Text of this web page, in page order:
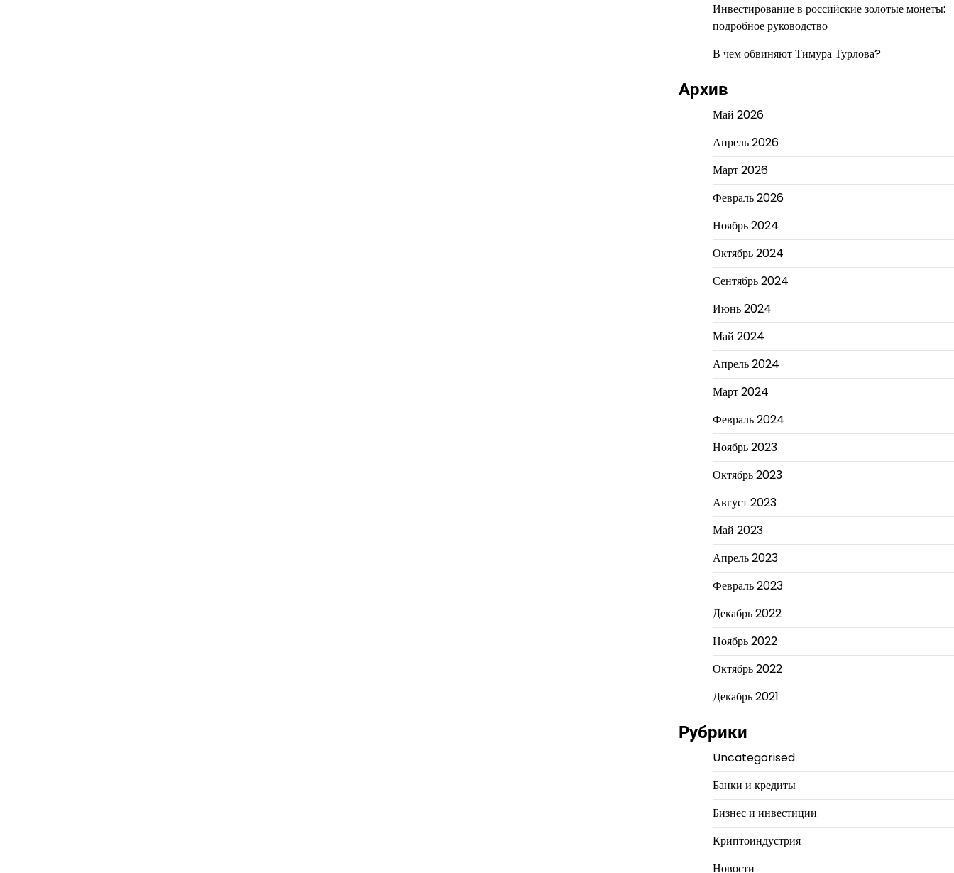
Инвестирование в российские золотые монеты:
подробное руководство
В чем обвиняют Тимура Турлова?
Архив
Май 2026
Апрель 2026
Март 2026
Февраль 2026
Ноябрь 2024
Октябрь 2024
Сентябрь 2024
Июнь 2024
Май 2024
Апрель 2024
Март 2024
Февраль 2024
Ноябрь 2023
Октябрь 2023
Август 2023
Май 2023
Апрель 2023
Февраль 2023
Декабрь 2022
Ноябрь 2022
Октябрь 2022
Декабрь 2021
Рубрики
Uncategorised
Банки и кредиты
Бизнес и инвестиции
Криптоиндустрия
Новости